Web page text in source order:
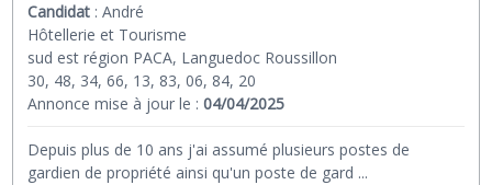
Candidat :André
Hôtellerie et Tourisme
sud est région PACA, Languedoc Roussillon
30, 48, 34, 66, 13, 83, 06, 84, 20
Annonce mise à jour le :04/04/2025
Depuis plus de 10 ans j'ai assumé plusieurs postes de
gardien de propriété ainsi qu'un poste de gard ...